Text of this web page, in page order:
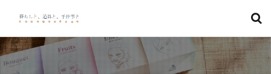
カテゴリー